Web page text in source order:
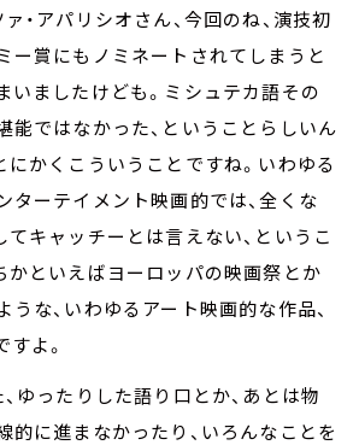
・アパリシオさん、今回のね、演技初
ー賞にもノミネートされてしまうと
いましたけども。ミシュテカ語その
能ではなかった、ということらしいん
にかくこういうことですね。いわゆる
ターテイメント映画的では、全くな
てキャッチーとは言えない、というこ
かといえばヨーロッパの映画祭とか
な、いわゆるアート映画的な作品、
よ。
ゆったりした語り口とか、あとは物
的に進まなかったり、いろんなことを